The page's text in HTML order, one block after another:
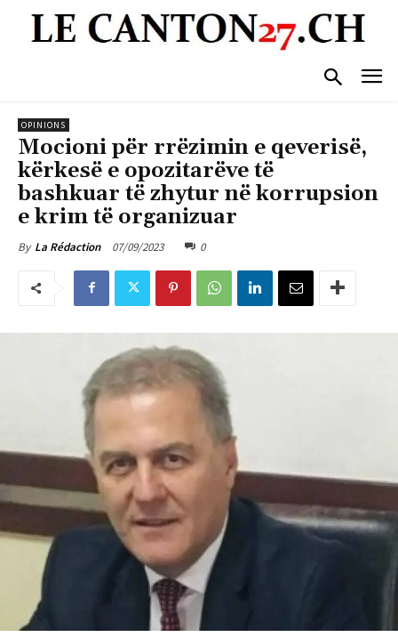
OPINIONS
Mocioni për rrëzimin e qeverisë,
kërkesë e opozitarëve të
bashkuar të zhytur në korrupsion
e krim të organizuar
By La Rédaction 07/09/2023 0